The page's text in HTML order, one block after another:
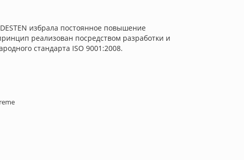
избрала постоянное повышение
реализован посредством разработки и
стандарта ISO 9001:2008.